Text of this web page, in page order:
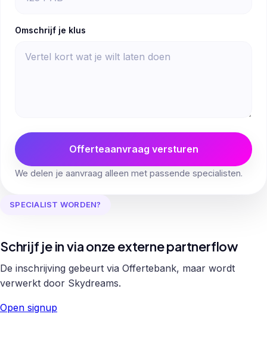
Omschrijf je klus
Offerteaanvraag versturen
We delen je aanvraag alleen met passende specialisten.
SPECIALIST WORDEN?
Schrijf je in via onze externe partnerflow
De inschrijving gebeurt via Offertebank, maar wordt
verwerkt door Skydreams.
Open signup